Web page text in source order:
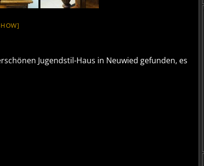
Jugendstil-Haus in Neuwied gefunden, es